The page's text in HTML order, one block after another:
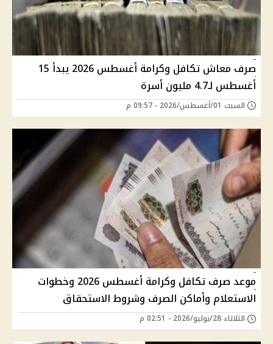
صرف معاش تكافل وكرامة أغسطس 2026 يبدأ 15
أغسطس لـ4.7 مليون أسرة
السبت 01/أغسطس/2026 - 09:57 م
موعد صرف تكافل وكرامة أغسطس 2026 وخطوات
الاستعلام وأماكن الصرف وشروط الاستحقاق
الثلاثاء 28/يوليو/2026 - 02:51 م